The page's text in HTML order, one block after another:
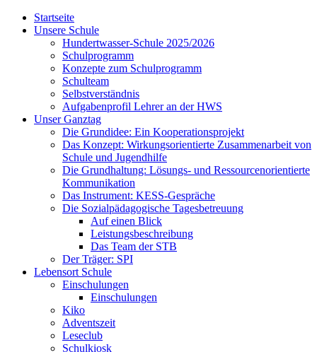
Startseite
Unsere Schule
Hundertwasser-Schule 2025/2026
Schulprogramm
Konzepte zum Schulprogramm
Schulteam
Selbst­ver­ständ­nis
Aufgabenprofil Lehrer an der HWS
Unser Ganztag
Die Grundidee: Ein Kooperationsprojekt
Das Konzept: Wirkungsorientierte Zusammenarbeit von
Schule und Jugendhilfe
Die Grundhaltung: Lösungs- und Ressourcenorientierte
Kommunikation
Das Instrument: KESS-Gespräche
Die Sozialpädagogische Tagesbetreuung
Auf einen Blick
Leistungsbeschreibung
Das Team der STB
Der Träger: SPI
Lebensort Schule
Einschulungen
Einschulungen
Kiko
Adventszeit
Leseclub
Schulkiosk